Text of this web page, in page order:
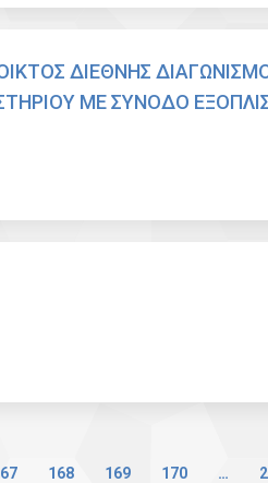
ΔΙΕΘΝΗΣ
ΜΕ ΣΥΝΟΔΟ
168 169 170 …